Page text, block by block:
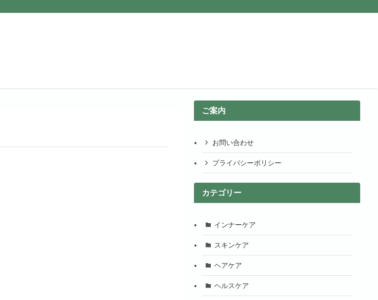
ご案内
お問い合わせ
プライバシーポリシー
カテゴリー
インナーケア
スキンケア
ヘアケア
ヘルスケア